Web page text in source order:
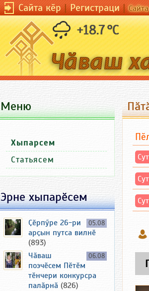
Сайта кӗр|Регистраци|
+18.7 °C
Меню
Хыпарсем
Статьясем
Эрне хыпарӗсем
05.08
Ҫӗрпӳре 26-ри
арҫын путса вилнӗ
(893)
06.08
Чӑваш
поэчӗсем Пӗтӗм
тӗнчери конкурсра
палӑрнӑ (826)